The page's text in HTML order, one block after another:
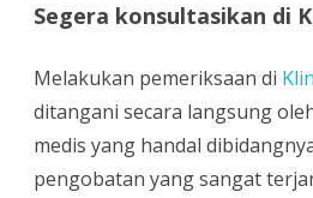
Segera konsultasikan di
Melakukan pemeriksaan di
ditangani secara langsung
medis yang handal
pengobatan yang sangat